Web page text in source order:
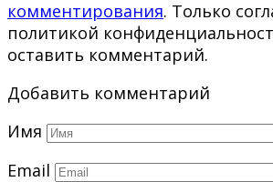
комментирования. Только
политикой
оставить комментарий.
Добавить комментарий
Имя
Email